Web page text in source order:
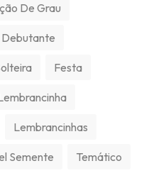
De Grau
Debutante
Festa
Lembrancinhas
Semente Temático